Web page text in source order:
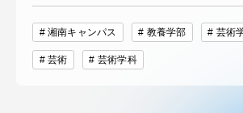
湘南キャンパス 教養学部 芸術
芸術 芸術学科